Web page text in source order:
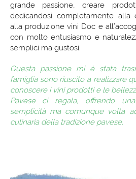
grande passione, creare
dedicandosi completamente alla
alla produzione vini Doc e
con molto entusiasmo e
semplici ma gustosi.
Questa passione mi è stata
famiglia sono riuscito a realizzare
conoscere i vini prodotti e le
Pavese ci regala, offrendo
semplicità ma comunque volta
culinaria della tradizione pavese.